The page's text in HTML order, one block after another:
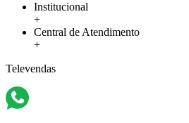
Institucional
+
Central de Atendimento
+
Televendas